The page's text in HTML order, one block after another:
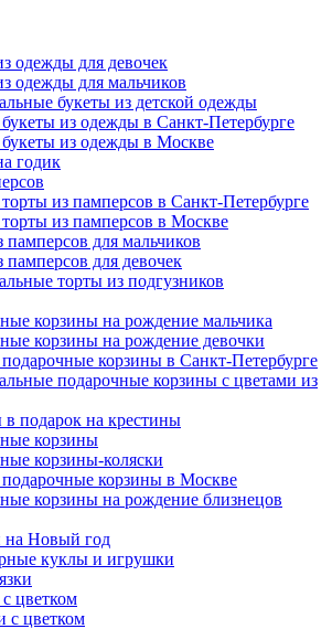
одежды для девочек
одежды для мальчиков
букеты из детской одежды
из одежды в Санкт-Петербурге
из одежды в Москве
годик
из памперсов в Санкт-Петербурге
из памперсов в Москве
памперсов для мальчиков
памперсов для девочек
торты из подгузников
корзины на рождение мальчика
корзины на рождение девочки
корзины в Санкт-Петербурге
подарочные корзины с цветами из
подарок на крестины
корзины
корзины-коляски
корзины в Москве
корзины на рождение близнецов
на Новый год
куклы и игрушки
цветком
с цветком